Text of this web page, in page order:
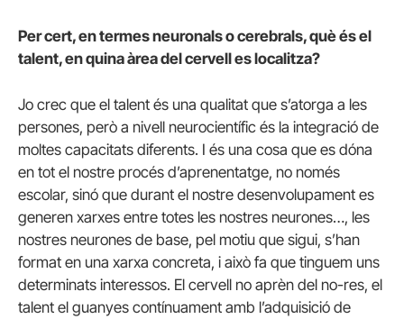
Per cert, en termes neuronals o cerebrals, què és el
talent, en quina àrea del cervell es localitza?
Jo crec que el talent és una qualitat que s’atorga a les
persones, però a nivell neurocientífic és la integració de
moltes capacitats diferents. I és una cosa que es dóna
en tot el nostre procés d’aprenentatge, no només
escolar, sinó que durant el nostre desenvolupament es
generen xarxes entre totes les nostres neurones…, les
nostres neurones de base, pel motiu que sigui, s’han
format en una xarxa concreta, i això fa que tinguem uns
determinats interessos. El cervell no aprèn del no-res, el
talent el guanyes contínuament amb l’adquisició de